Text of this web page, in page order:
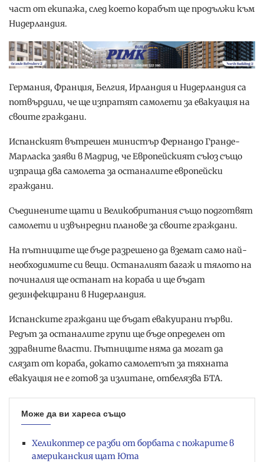
част от екипажа, след което корабът ще продължи към
Нидерландия.
Германия, Франция, Белгия, Ирландия и Нидерландия са
потвърдили, че ще изпратят самолети за евакуация на
своите граждани.
Испанският вътрешен министър Фернандо Гранде-
Марласка заяви в Мадрид, че Европейският съюз също
изпраща два самолета за останалите европейски
граждани.
Съединените щати и Великобритания също подготвят
самолети и извънредни планове за своите граждани.
На пътниците ще бъде разрешено да вземат само най-
необходимите си вещи. Останалият багаж и тялото на
починалия ще останат на кораба и ще бъдат
дезинфекцирани в Нидерландия.
Испанските граждани ще бъдат евакуирани първи.
Редът за останалите групи ще бъде определен от
здравните власти. Пътниците няма да могат да
слязат от кораба, докато самолетът за тяхната
евакуация не е готов за излитане, отбелязва БТА.
Може да ви хареса също
Хеликоптер се разби от борбата с пожарите в
американския щат Юта